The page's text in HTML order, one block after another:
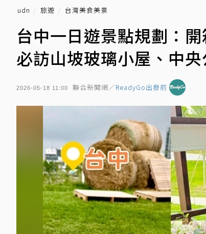
udn 旅遊 台灣美食美景
台中一日遊景點規劃：
必訪山坡玻璃小屋、中
2026-05-18 11:00 聯合新聞網／ReadyGo出發前